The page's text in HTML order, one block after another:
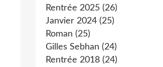
Rentrée 2025 (26)
Janvier 2024 (25)
Roman (25)
Gilles Sebhan (24)
Rentrée 2018 (24)